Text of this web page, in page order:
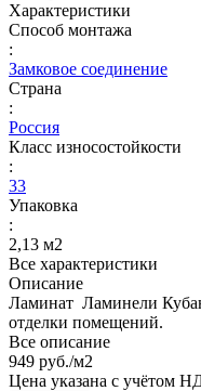
Характеристики
Способ монтажа
:
Замковое соединение
Страна
:
Россия
Класс износостойкости
:
33
Упаковка
:
2,13 м2
Все характеристики
Описание
Ламинат Ламинели
отделки помещений.
Все описание
949 руб./м2
Цена указана с учётом